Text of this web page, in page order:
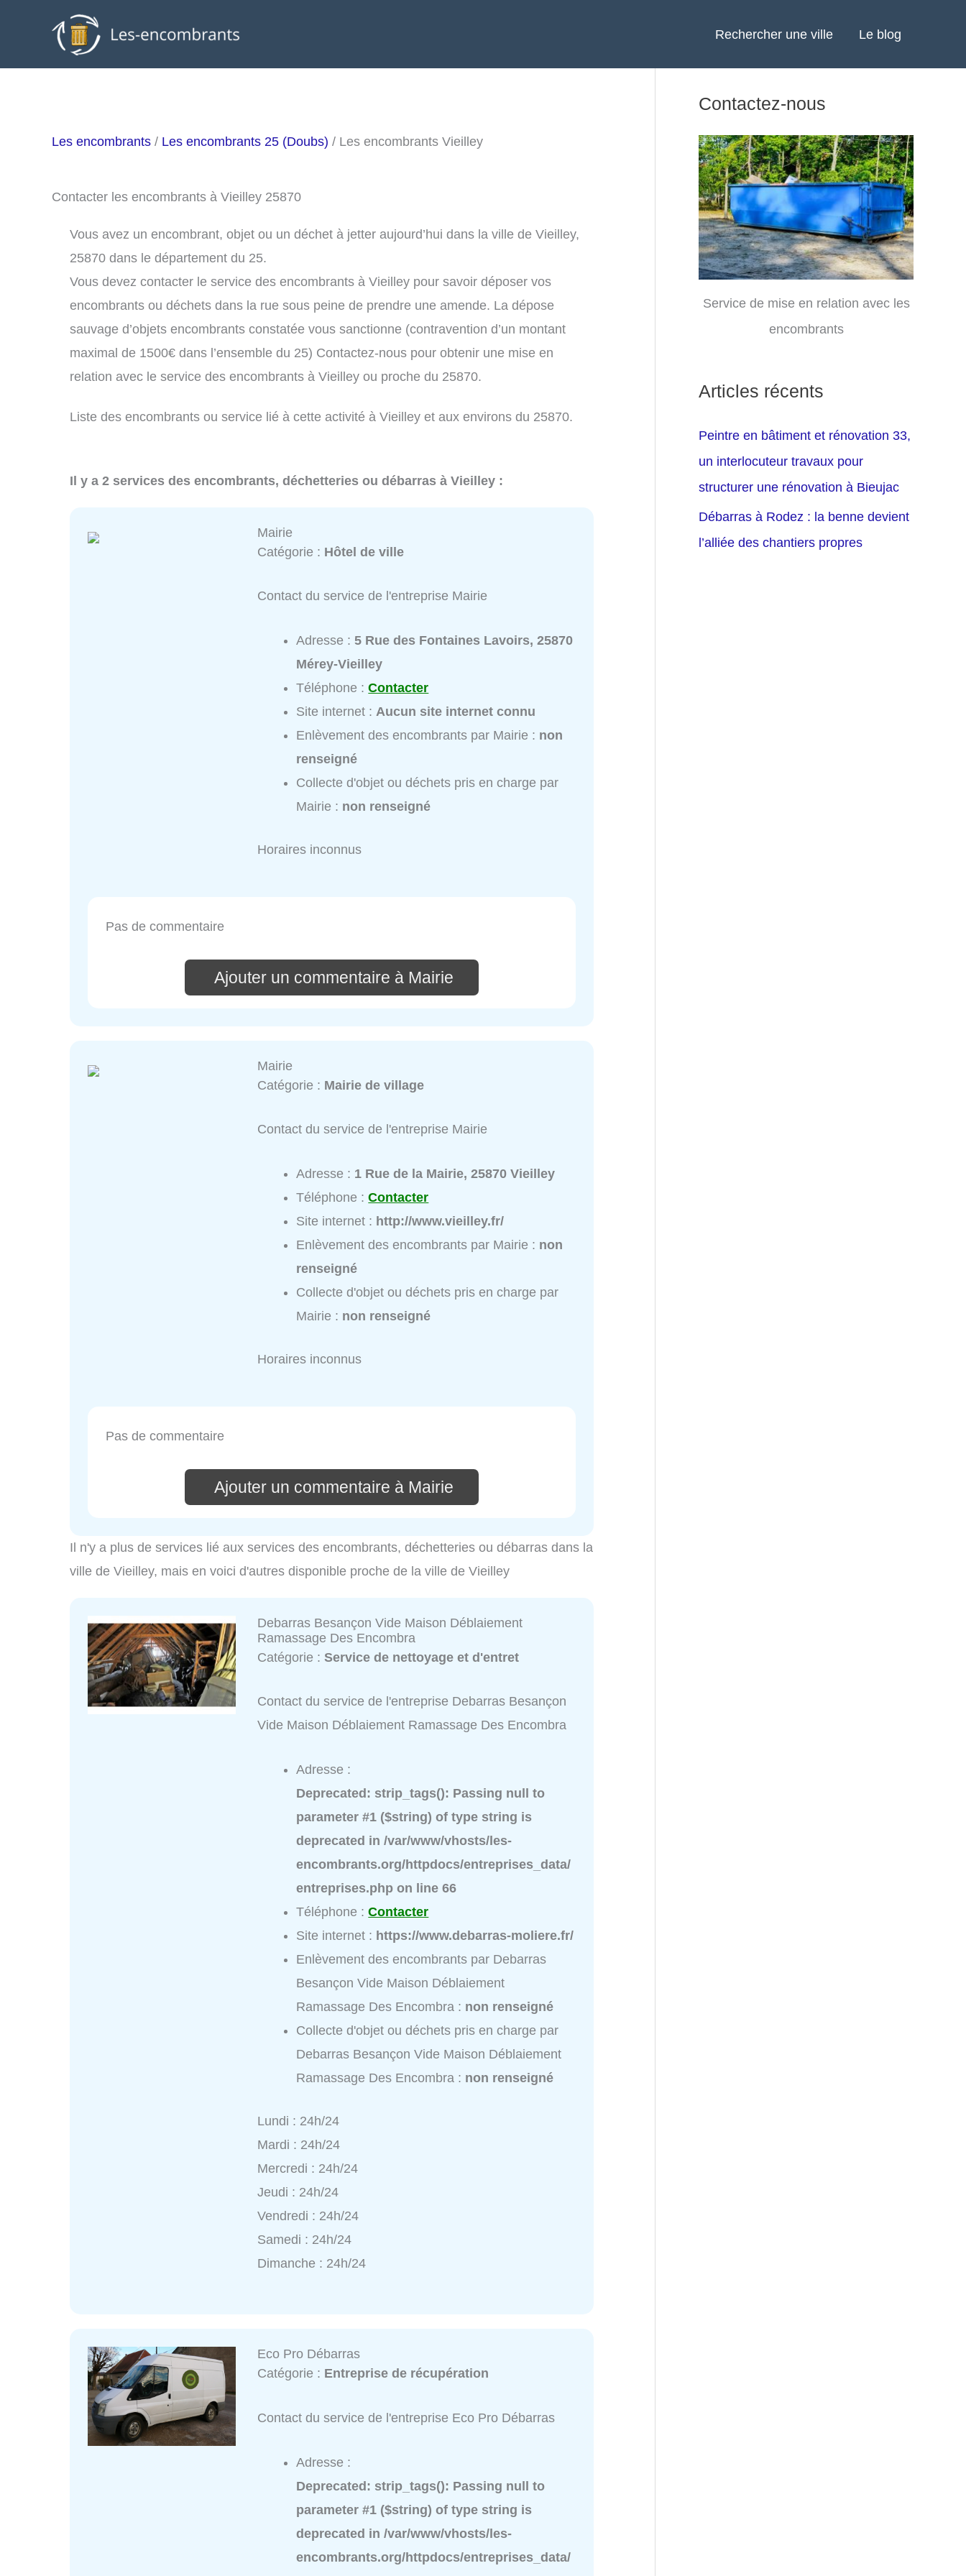
Rechercher une ville Le blog
Les encombrants / Les encombrants 25 (Doubs) / Les encombrants Vieilley
Contacter les encombrants à Vieilley 25870
Vous avez un encombrant, objet ou un déchet à jetter aujourd’hui dans la ville de Vieilley,
25870 dans le département du 25.
Vous devez contacter le service des encombrants à Vieilley pour savoir déposer vos
encombrants ou déchets dans la rue sous peine de prendre une amende. La dépose
sauvage d’objets encombrants constatée vous sanctionne (contravention d’un montant
maximal de 1500€ dans l’ensemble du 25) Contactez-nous pour obtenir une mise en
relation avec le service des encombrants à Vieilley ou proche du 25870.
Liste des encombrants ou service lié à cette activité à Vieilley et aux environs du 25870.
Il y a 2 services des encombrants, déchetteries ou débarras à Vieilley :
Mairie
Catégorie : Hôtel de ville
Contact du service de l'entreprise Mairie
Adresse :5 Rue des Fontaines Lavoirs, 25870
Mérey-Vieilley
Téléphone :Contacter
Site internet :Aucun site internet connu
Enlèvement des encombrants par Mairie : non
renseigné
Collecte d'objet ou déchets pris en charge par
Mairie : non renseigné
Horaires inconnus
Pas de commentaire
Ajouter un commentaire à Mairie
Mairie
Catégorie : Mairie de village
Contact du service de l'entreprise Mairie
Adresse : 1 Rue de la Mairie, 25870 Vieilley
Téléphone :Contacter
Site internet : http://www.vieilley.fr/
Enlèvement des encombrants par Mairie : non
renseigné
Collecte d'objet ou déchets pris en charge par
Mairie : non renseigné
Horaires inconnus
Pas de commentaire
Ajouter un commentaire à Mairie
Il n'y a plus de services lié aux services des encombrants, déchetteries ou débarras dans la
ville de Vieilley, mais en voici d'autres disponible proche de la ville de Vieilley
Debarras Besançon Vide Maison Déblaiement
Ramassage Des Encombra
Catégorie :Service de nettoyage et d'entret
Contact du service de l'entreprise Debarras Besançon
Vide Maison Déblaiement Ramassage Des Encombra
Adresse :
Deprecated : strip_tags(): Passing null to
parameter #1 ($string) of type string is
deprecated in/var/www/vhosts/les-
encombrants.org/httpdocs/entreprises_data/
entreprises.php on line66
Téléphone :Contacter
Site internet : https://www.debarras-moliere.fr/
Enlèvement des encombrants par Debarras
Besançon Vide Maison Déblaiement
Ramassage Des Encombra : non renseigné
Collecte d'objet ou déchets pris en charge par
Debarras Besançon Vide Maison Déblaiement
Ramassage Des Encombra : non renseigné
Lundi : 24h/24
Mardi : 24h/24
Mercredi : 24h/24
Jeudi : 24h/24
Vendredi : 24h/24
Samedi : 24h/24
Dimanche : 24h/24
Eco Pro Débarras
Catégorie : Entreprise de récupération
Contact du service de l'entreprise Eco Pro Débarras
Adresse :
Deprecated: strip_tags(): Passing null to
parameter #1 ($string) of type string is
deprecated in/var/www/vhosts/les-
encombrants.org/httpdocs/entreprises_data/
Contactez-nous
Service de mise en relation avec les
encombrants
Articles récents
Peintre en bâtiment et rénovation 33,
un interlocuteur travaux pour
structurer une rénovation à Bieujac
Débarras à Rodez : la benne devient
l’alliée des chantiers propres